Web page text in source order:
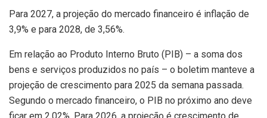
Para 2027, a projeção do mercado financeiro é inflação de
3,9% e para 2028, de 3,56%.
Em relação ao Produto Interno Bruto (PIB) – a soma dos
bens e serviços produzidos no país – o boletim manteve a
projeção de crescimento para 2025 da semana passada.
Segundo o mercado financeiro, o PIB no próximo ano deve